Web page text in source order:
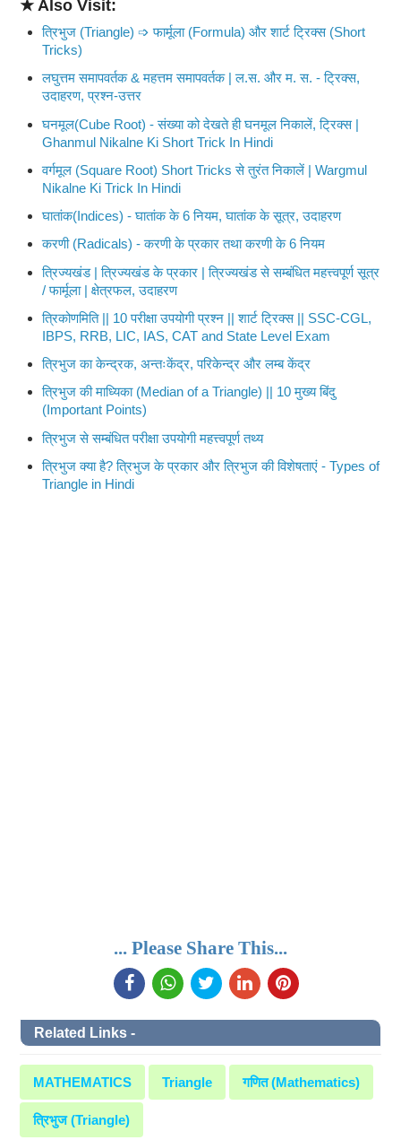
★ Also Visit:
त्रिभुज (Triangle) ➩ फार्मूला (Formula) और शार्ट ट्रिक्स (Short
Tricks)
लघुत्तम समापवर्तक & महत्तम समापवर्तक | ल.स. और म. स. - ट्रिक्स,
उदाहरण, प्रश्न-उत्तर
घनमूल(Cube Root) - संख्या को देखते ही घनमूल निकालें, ट्रिक्स |
Ghanmul Nikalne Ki Short Trick In Hindi
वर्गमूल (Square Root) Short Tricks से तुरंत निकालें | Wargmul
Nikalne Ki Trick In Hindi
घातांक(Indices) - घातांक के 6 नियम, घातांक के सूत्र, उदाहरण
करणी (Radicals) - करणी के प्रकार तथा करणी के 6 नियम
त्रिज्यखंड | त्रिज्यखंड के प्रकार | त्रिज्यखंड से सम्बंधित महत्त्वपूर्ण सूत्र
/ फार्मूला | क्षेत्रफल, उदाहरण
त्रिकोणमिति || 10 परीक्षा उपयोगी प्रश्न || शार्ट ट्रिक्स || SSC-CGL,
IBPS, RRB, LIC, IAS, CAT and State Level Exam
त्रिभुज का केन्द्रक, अन्तःकेंद्र, परिकेन्द्र और लम्ब केंद्र
त्रिभुज की माध्यिका (Median of a Triangle) || 10 मुख्य बिंदु
(Important Points)
त्रिभुज से सम्बंधित परीक्षा उपयोगी महत्त्वपूर्ण तथ्य
त्रिभुज क्या है? त्रिभुज के प्रकार और त्रिभुज की विशेषताएं - Types of
Triangle in Hindi
... Please Share This...
Related Links -
MATHEMATICS Triangle गणित (Mathematics)
त्रिभुज (Triangle)